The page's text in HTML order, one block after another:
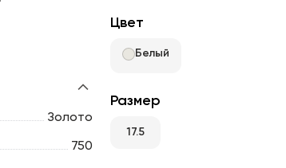
Золото
750
Цвет
Белый
Размер
17.5